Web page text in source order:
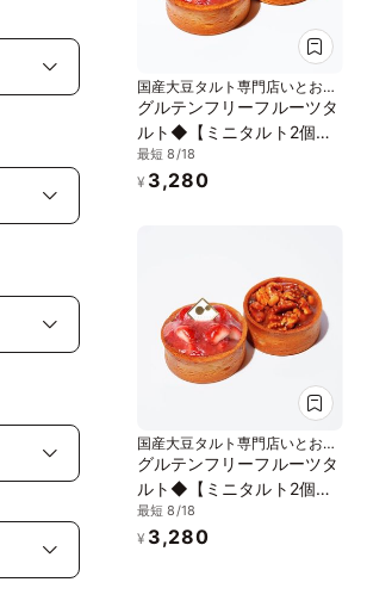
国産大豆タルト専門店いとおか
しき
グルテンフリーフルーツタ
ルト◆【ミニタルト2個セ
ット】長野県産いちご・タ
ルトタタン＜冷凍＞3号
最短 8/18
¥ 3,280
国産大豆タルト専門店いとおか
しき
グルテンフリーフルーツタ
ルト◆【ミニタルト2個セ
ット】長野県産いちご・く
るみとナガノパープルと大
最短 8/18
¥ 3,280